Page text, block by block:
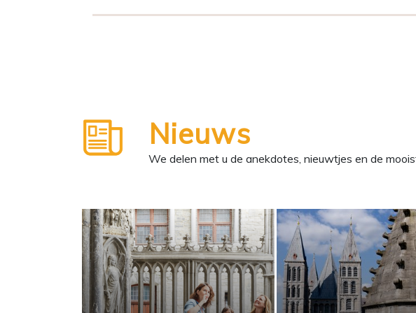
Nieuws
We delen met u de anekdotes, nieuwtjes en de